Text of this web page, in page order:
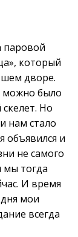
паровой
который
дворе.
можно было
скелет. Но
нам стало
объявился и
не самого
мы тогда
И время
мои
всегда